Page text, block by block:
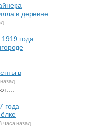
в деревне
года
в
года
часа назад